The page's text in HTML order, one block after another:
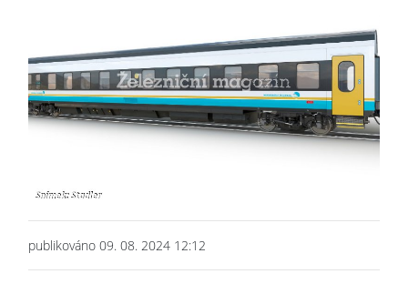
publikováno 09. 08. 2024 12:12